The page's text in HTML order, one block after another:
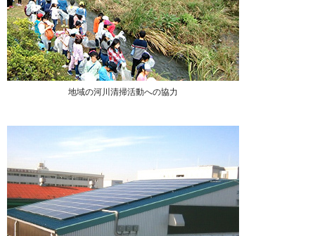
地域の河川清掃活動への協力